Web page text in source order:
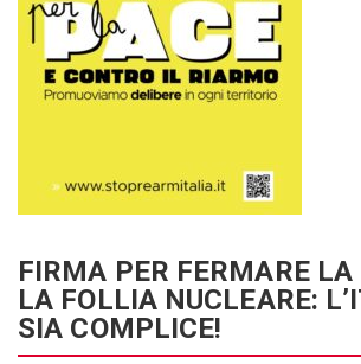
FIRMA PER FERMARE LA
LA FOLLIA NUCLEARE:
SIA COMPLICE!